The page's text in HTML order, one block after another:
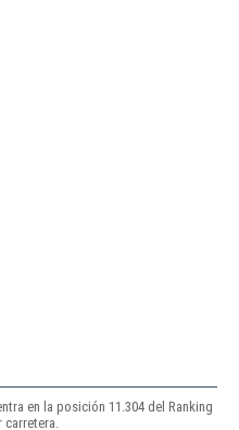
en la posición 11.304 del Ranking